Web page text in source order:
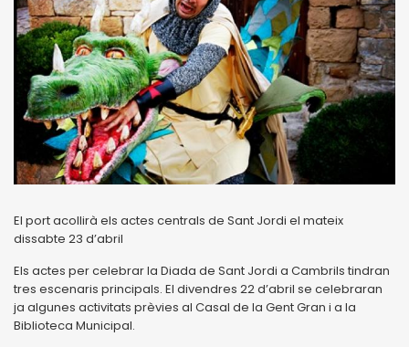
El port acollirà els actes centrals de Sant Jordi el mateix
dissabte 23 d’abril
Els actes per celebrar la Diada de Sant Jordi a Cambrils tindran
tres escenaris principals. El divendres 22 d’abril se celebraran
ja algunes activitats prèvies al Casal de la Gent Gran i a la
Biblioteca Municipal.